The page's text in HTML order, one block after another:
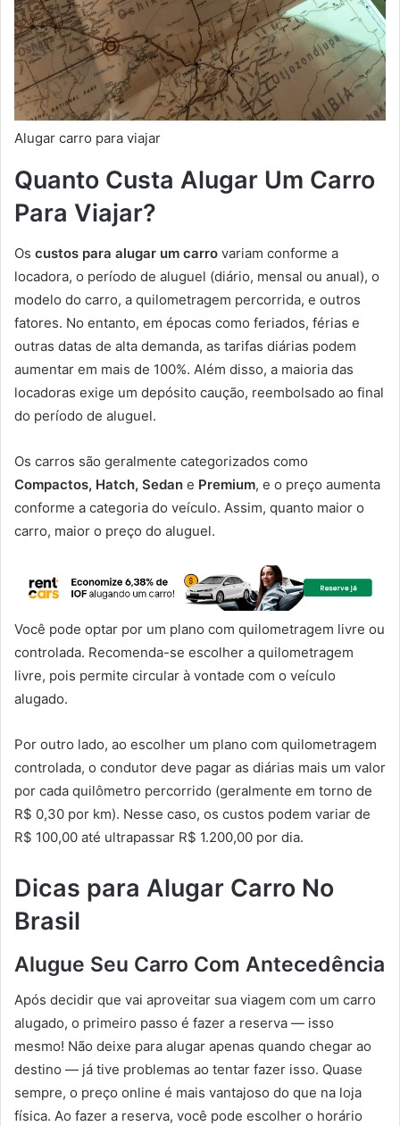
Alugar carro para viajar
Quanto Custa Alugar Um Carro
Para Viajar?
Os custos para alugar um carro variam conforme a
locadora, o período de aluguel (diário, mensal ou anual), o
modelo do carro, a quilometragem percorrida, e outros
fatores. No entanto, em épocas como feriados, férias e
outras datas de alta demanda, as tarifas diárias podem
aumentar em mais de 100%. Além disso, a maioria das
locadoras exige um depósito caução, reembolsado ao final
do período de aluguel.
Os carros são geralmente categorizados como
Compactos, Hatch, Sedan e Premium, e o preço aumenta
conforme a categoria do veículo. Assim, quanto maior o
carro, maior o preço do aluguel.
Você pode optar por um plano com quilometragem livre ou
controlada. Recomenda-se escolher a quilometragem
livre, pois permite circular à vontade com o veículo
alugado.
Por outro lado, ao escolher um plano com quilometragem
controlada, o condutor deve pagar as diárias mais um valor
por cada quilômetro percorrido (geralmente em torno de
R$ 0,30 por km). Nesse caso, os custos podem variar de
R$ 100,00 até ultrapassar R$ 1.200,00 por dia.
Dicas para Alugar Carro No
Brasil
Alugue Seu Carro Com Antecedência
Após decidir que vai aproveitar sua viagem com um carro
alugado, o primeiro passo é fazer a reserva — isso
mesmo! Não deixe para alugar apenas quando chegar ao
destino — já tive problemas ao tentar fazer isso. Quase
sempre, o preço online é mais vantajoso do que na loja
física. Ao fazer a reserva, você pode escolher o horário